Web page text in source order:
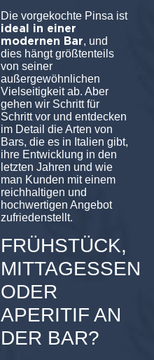
Die vorgekochte Pinsa ist
ideal in einer
modernen Bar, und
dies hängt größtenteils
von seiner
außergewöhnlichen
Vielseitigkeit ab. Aber
gehen wir Schritt für
Schritt vor und entdecken
im Detail die Arten von
Bars, die es in Italien gibt,
ihre Entwicklung in den
letzten Jahren und wie
man Kunden mit einem
reichhaltigen und
hochwertigen Angebot
zufriedenstellt.
FRÜHSTÜCK,
MITTAGESSEN
ODER
APERITIF AN
DER BAR?